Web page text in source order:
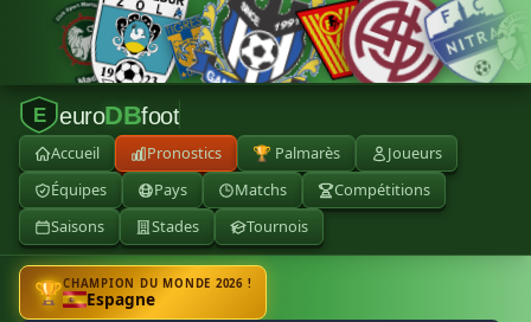
E euroDBfoot
Accueil Pronostics 🏆 Palmarès
Joueurs
Équipes
Pays Matchs
Compétitions
Saisons
Stades Tournois
🏆CHAMPION DU MONDE 2026 !
Espagne